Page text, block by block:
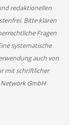
redaktionellen
Bitte klären
Fragen
systematische
auch von
mit schriftlicher
GmbH